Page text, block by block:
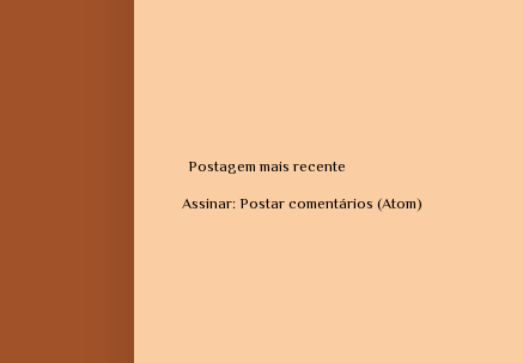
Postagem mais recente
Assinar: Postar comentários (Atom)